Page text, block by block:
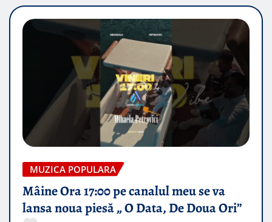
MUZICA POPULARA
Mâine Ora 17:00 pe canalul meu se va
lansa noua piesă „ O Data, De Doua Ori”